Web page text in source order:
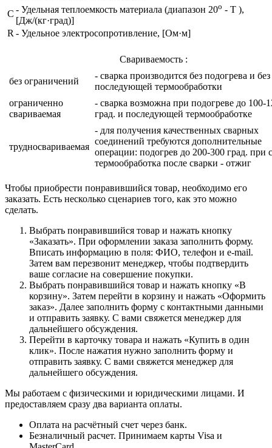
C - Удельная теплоемкость материала (диапазон 20o - T ),
[Дж/(кг·град)]
R - Удельное электросопротивление, [Ом·м]
Свариваемость :
без ограничений
- сварка производится без подогрева и без
последующей термообработки
ограниченно
свариваемая
- сварка возможна при подогреве до 100-
град. и последующей термообработке
трудносвариваемая
- для получения качественных сварных
соединений требуются дополнительные
операции: подогрев до 200-300 град. при
термообработка после сварки - отжиг
Чтобы приобрести понравившийся товар, необходимо его
заказать. Есть несколько сценариев того, как это можно
сделать.
Выбрать понравившийся товар и нажать кнопку
«Заказать». При оформлении заказа заполнить форму.
Вписать информацию в поля: ФИО, телефон и e-mail.
Затем вам перезвонит менеджер, чтобы подтвердить
ваше согласие на совершение покупки.
Выбрать понравившийся товар и нажать кнопку «В
корзину». Затем перейти в корзину и нажать «Оформить
заказ». Далее заполнить форму с контактными данными
и отправить заявку. С вами свяжется менеджер для
дальнейшего обсуждения.
Перейти в карточку товара и нажать «Купить в один
клик». После нажатия нужно заполнить форму и
отправить заявку. С вами свяжется менеджер для
дальнейшего обсуждения.
Мы работаем с физическими и юридическими лицами. И
предоставляем сразу два варианта оплаты.
Оплата на расчётный счет через банк.
Безналичный расчет. Принимаем карты Visa и